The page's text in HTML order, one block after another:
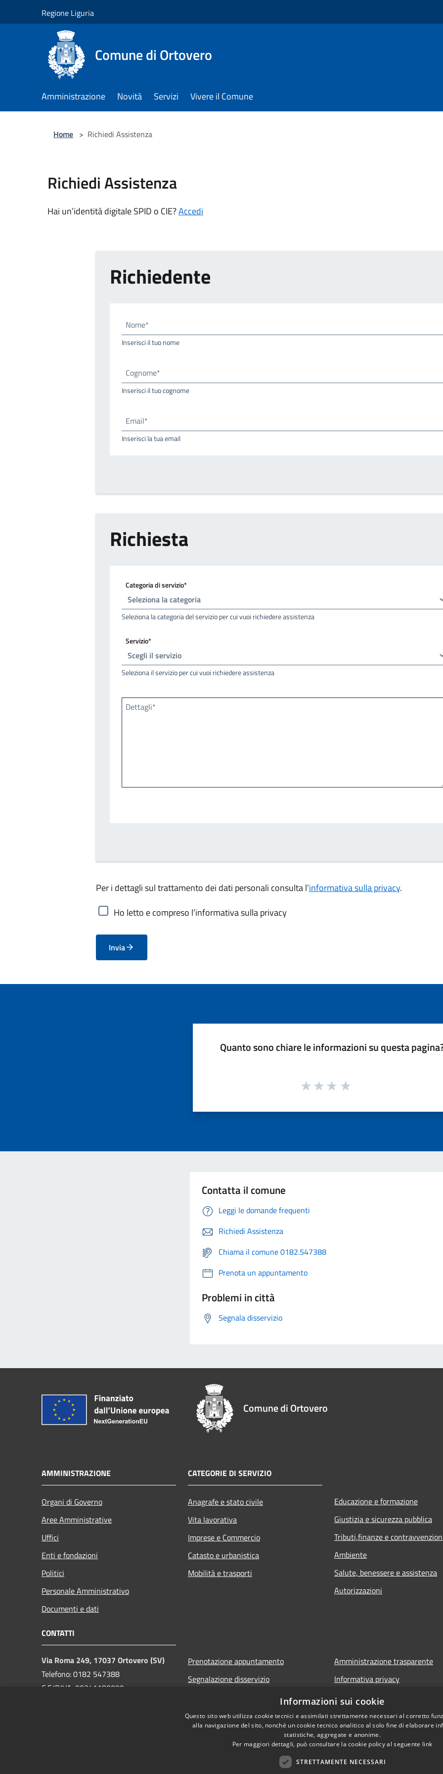
Regione Liguria
Comune di Ortovero
Amministrazione Novità Servizi Vivere il Comune
Home > Richiedi Assistenza
Richiedi Assistenza
Hai un’identità digitale SPID o CIE?Accedi
Richiedente
Nome*
Inserisci il tuo nome
Cognome*
Inserisci il tuo cognome
Email*
Inserisci la tua email
Richiesta
Categoria di servizio*
Seleziona la categoria del servizio per cui vuoi richiedere assistenza
Servizio*
Seleziona il servizio per cui vuoi richiedere assistenza
Dettagli*
Per i dettagli sul trattamento dei dati personali consulta l’informativa sulla privacy.
Ho letto e compreso l’informativa sulla privacy
Invia
Quanto sono chiare le informazioni su questa
Contatta il comune
Leggi le domande frequenti
Richiedi Assistenza
Chiama il comune 0182.547388
Prenota un appuntamento
Problemi in città
Segnala disservizio
Comune di Ortovero
AMMINISTRAZIONE
Organi di Governo
Aree Amministrative
Uffici
Enti e fondazioni
Politici
Personale Amministrativo
Documenti e dati
CATEGORIE DI SERVIZIO
Anagrafe e stato civile
Vita lavorativa
Imprese e Commercio
Catasto e urbanistica
Mobilità e trasporti
Educazione e formazione
Giustizia e sicurezza pubblica
Tributi,finanze e
Ambiente
Salute, benessere e assistenza
Autorizzazioni
CONTATTI
Via Roma 249, 17037 Ortovero (SV)
Telefono: 0182 547388
C.F/P.IVA: 00341180099
Prenotazione appuntamento
Segnalazione disservizio
Richiesta di assistenza
Amministrazione trasparente
Informativa privacy
Note legali
Dichiarazione di accessibilità
Informazioni sui cookie
Questo sito web utilizza cookie tecnici e assimilati strettamente necessari al corretto
alla navigazione del sito, nonché un cookie tecnico analitico al solo fine di elaborare
statistiche, aggregate e anonime.
Per maggiori dettagli, può consultare la cookie policy al seguente link
STRETTAMENTE NECESSARI